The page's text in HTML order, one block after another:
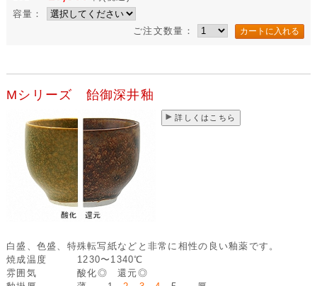
容量：
ご注文数量：
Mシリーズ 飴御深井釉
詳しくはこちら
白盛、色盛、特殊転写紙などと非常に相性の良い釉薬です。
焼成温度
1230〜1340℃
雰囲気
酸化◎ 還元◎